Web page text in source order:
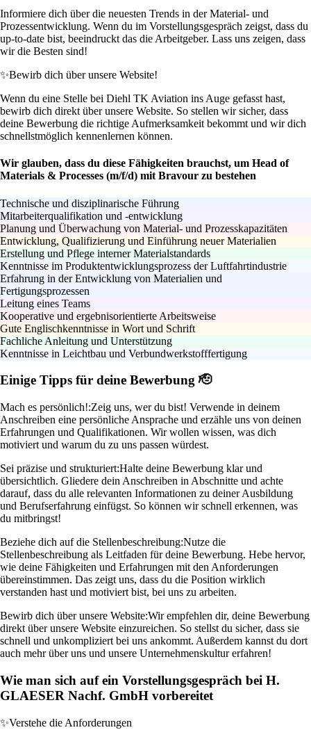
Informiere dich über die neuesten Trends in der Material- und
Prozessentwicklung. Wenn du im Vorstellungsgespräch zeigst, dass du
up-to-date bist, beeindruckt das die Arbeitgeber. Lass uns zeigen, dass
wir die Besten sind!
✨Bewirb dich über unsere Website!
Wenn du eine Stelle bei Diehl TK Aviation ins Auge gefasst hast,
bewirb dich direkt über unsere Website. So stellen wir sicher, dass
deine Bewerbung die richtige Aufmerksamkeit bekommt und wir dich
schnellstmöglich kennenlernen können.
Wir glauben, dass du diese Fähigkeiten brauchst, um Head of
Materials & Processes (m/f/d) mit Bravour zu bestehen
Technische und disziplinarische Führung
Mitarbeiterqualifikation und -entwicklung
Planung und Überwachung von Material- und Prozesskapazitäten
Entwicklung, Qualifizierung und Einführung neuer Materialien
Erstellung und Pflege interner Materialstandards
Kenntnisse im Produktentwicklungsprozess der Luftfahrtindustrie
Erfahrung in der Entwicklung von Materialien und
Fertigungsprozessen
Leitung eines Teams
Kooperative und ergebnisorientierte Arbeitsweise
Gute Englischkenntnisse in Wort und Schrift
Fachliche Anleitung und Unterstützung
Kenntnisse in Leichtbau und Verbundwerkstofffertigung
Einige Tipps für deine Bewerbung 🫡
Mach es persönlich!:Zeig uns, wer du bist! Verwende in deinem
Anschreiben eine persönliche Ansprache und erzähle uns von deinen
Erfahrungen und Qualifikationen. Wir wollen wissen, was dich
motiviert und warum du zu uns passen würdest.
Sei präzise und strukturiert:Halte deine Bewerbung klar und
übersichtlich. Gliedere dein Anschreiben in Abschnitte und achte
darauf, dass du alle relevanten Informationen zu deiner Ausbildung
und Berufserfahrung einfügst. So können wir schnell erkennen, was
du mitbringst!
Beziehe dich auf die Stellenbeschreibung:Nutze die
Stellenbeschreibung als Leitfaden für deine Bewerbung. Hebe hervor,
wie deine Fähigkeiten und Erfahrungen mit den Anforderungen
übereinstimmen. Das zeigt uns, dass du die Position wirklich
verstanden hast und motiviert bist, bei uns zu arbeiten.
Bewirb dich über unsere Website:Wir empfehlen dir, deine Bewerbung
direkt über unsere Website einzureichen. So stellst du sicher, dass sie
schnell und unkompliziert bei uns ankommt. Außerdem kannst du dort
auch mehr über uns und unsere Unternehmenskultur erfahren!
Wie man sich auf ein Vorstellungsgespräch bei H.
GLAESER Nachf. GmbH vorbereitet
✨Verstehe die Anforderungen